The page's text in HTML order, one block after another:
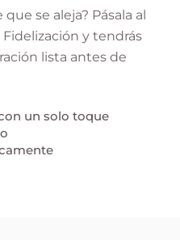
se aleja? Pásala al
y tendrás
lista antes de
un solo toque